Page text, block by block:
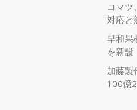
コマ
対応と
早和果
を新設
加藤製
100億